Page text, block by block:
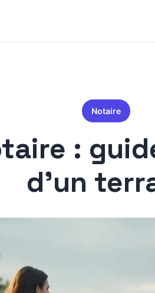
Notaire
:
d’un